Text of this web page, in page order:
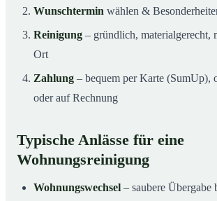
Wunschtermin wählen &
Reinigung – gründlich, materialgerecht,
Ort
Zahlung – bequem per Karte (SumUp),
oder auf Rechnung
Typische Anlässe für eine
Wohnungsreinigung
Wohnungswechsel – saubere Übergabe